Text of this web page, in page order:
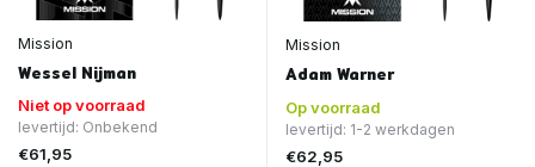
Mission
Wessel Nijman
Niet op voorraad
levertijd: Onbekend
€61,95
Mission
Adam Warner
Op voorraad
levertijd: 1-2 werkdagen
€62,95